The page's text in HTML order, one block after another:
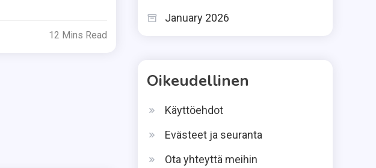
12 Mins Read
January 2026
Oikeudellinen
Käyttöehdot
Evästeet ja seuranta
Ota yhteyttä meihin